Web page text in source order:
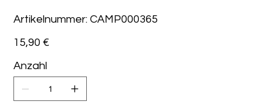
Artikelnummer: Artikelnummer:
CAMP000365
CAMP000365
Preis
15,90 €
Anzahl